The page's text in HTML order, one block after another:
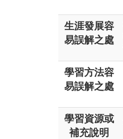
生涯發展容
易誤解之處
學習方法容
易誤解之處
學習資源或
補充說明